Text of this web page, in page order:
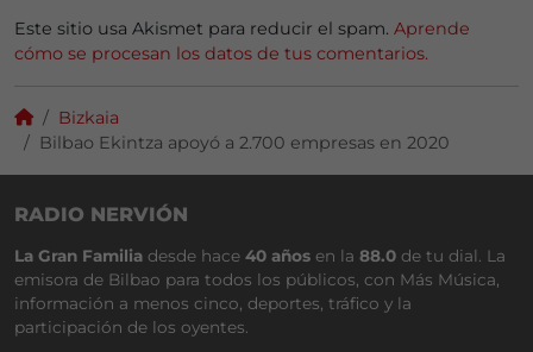
Este sitio usa Akismet para reducir el spam. Aprende
cómo se procesan los datos de tus comentarios.
Bizkaia
Bilbao Ekintza apoyó a 2.700 empresas en 2020
RADIO NERVIÓN
La Gran Familia desde hace 40 años en la 88.0 de tu dial. La
emisora de Bilbao para todos los públicos, con Más Música,
información a menos cinco, deportes, tráfico y la
participación de los oyentes.